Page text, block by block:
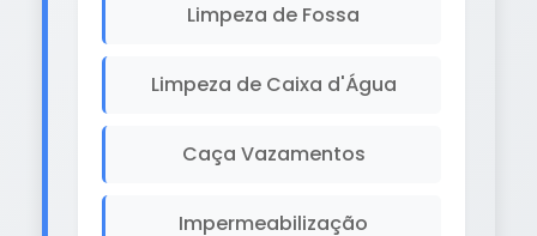
Limpeza de Fossa
Limpeza de Caixa d'Água
Caça Vazamentos
Impermeabilização